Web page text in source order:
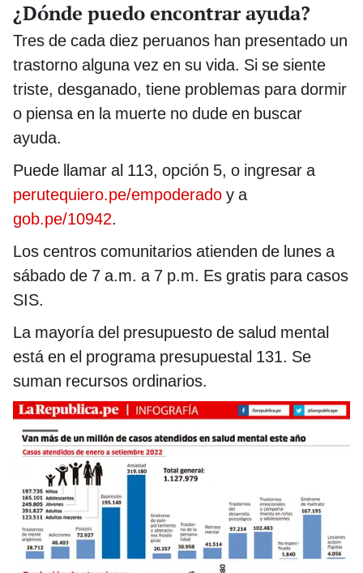
¿Dónde puedo encontrar ayuda?
Tres de cada diez peruanos han presentado un
trastorno alguna vez en su vida. Si se siente
triste, desganado, tiene problemas para dormir
o piensa en la muerte no dude en buscar
ayuda.
Puede llamar al 113, opción 5, o ingresar a
perutequiero.pe/empoderado y a
gob.pe/10942.
Los centros comunitarios atienden de lunes a
sábado de 7 a.m. a 7 p.m. Es gratis para casos
SIS.
La mayoría del presupuesto de salud mental
está en el programa presupuestal 131. Se
suman recursos ordinarios.